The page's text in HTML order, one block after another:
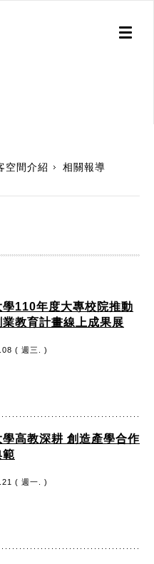
Toggle
空間介紹 相關報導
學110年度大專校院推動
業教育計畫線上成果展
( 週三. )
學高教深耕 創造產學合作
範
( 週一. )